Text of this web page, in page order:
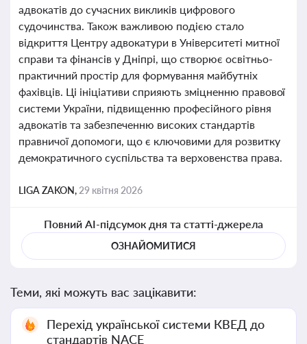
адвокатів до сучасних викликів цифрового
судочинства. Також важливою подією стало
відкриття Центру адвокатури в Університеті митної
справи та фінансів у Дніпрі, що створює освітньо-
практичний простір для формування майбутніх
фахівців. Ці ініціативи сприяють зміцненню правової
системи України, підвищенню професійного рівня
адвокатів та забезпеченню високих стандартів
правничої допомоги, що є ключовими для розвитку
демократичного суспільства та верховенства права.
LIGA ZAKON, 29 квітня 2026
Повний AI-підсумок дня та статті-джерела
ОЗНАЙОМИТИСЯ
Теми, які можуть вас зацікавити:
Перехід української системи КВЕД до
стандартів NACE